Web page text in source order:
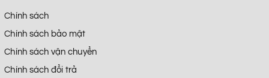
Chính sách
Chính sách bảo mật
Chính sách vận chuyển
Chính sách đổi trả